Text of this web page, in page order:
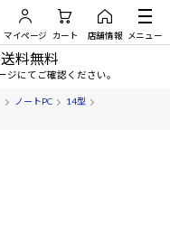
マイページ カート 店舗情報 メニュー
料無料
にてご確認ください。
ノートPC
14型